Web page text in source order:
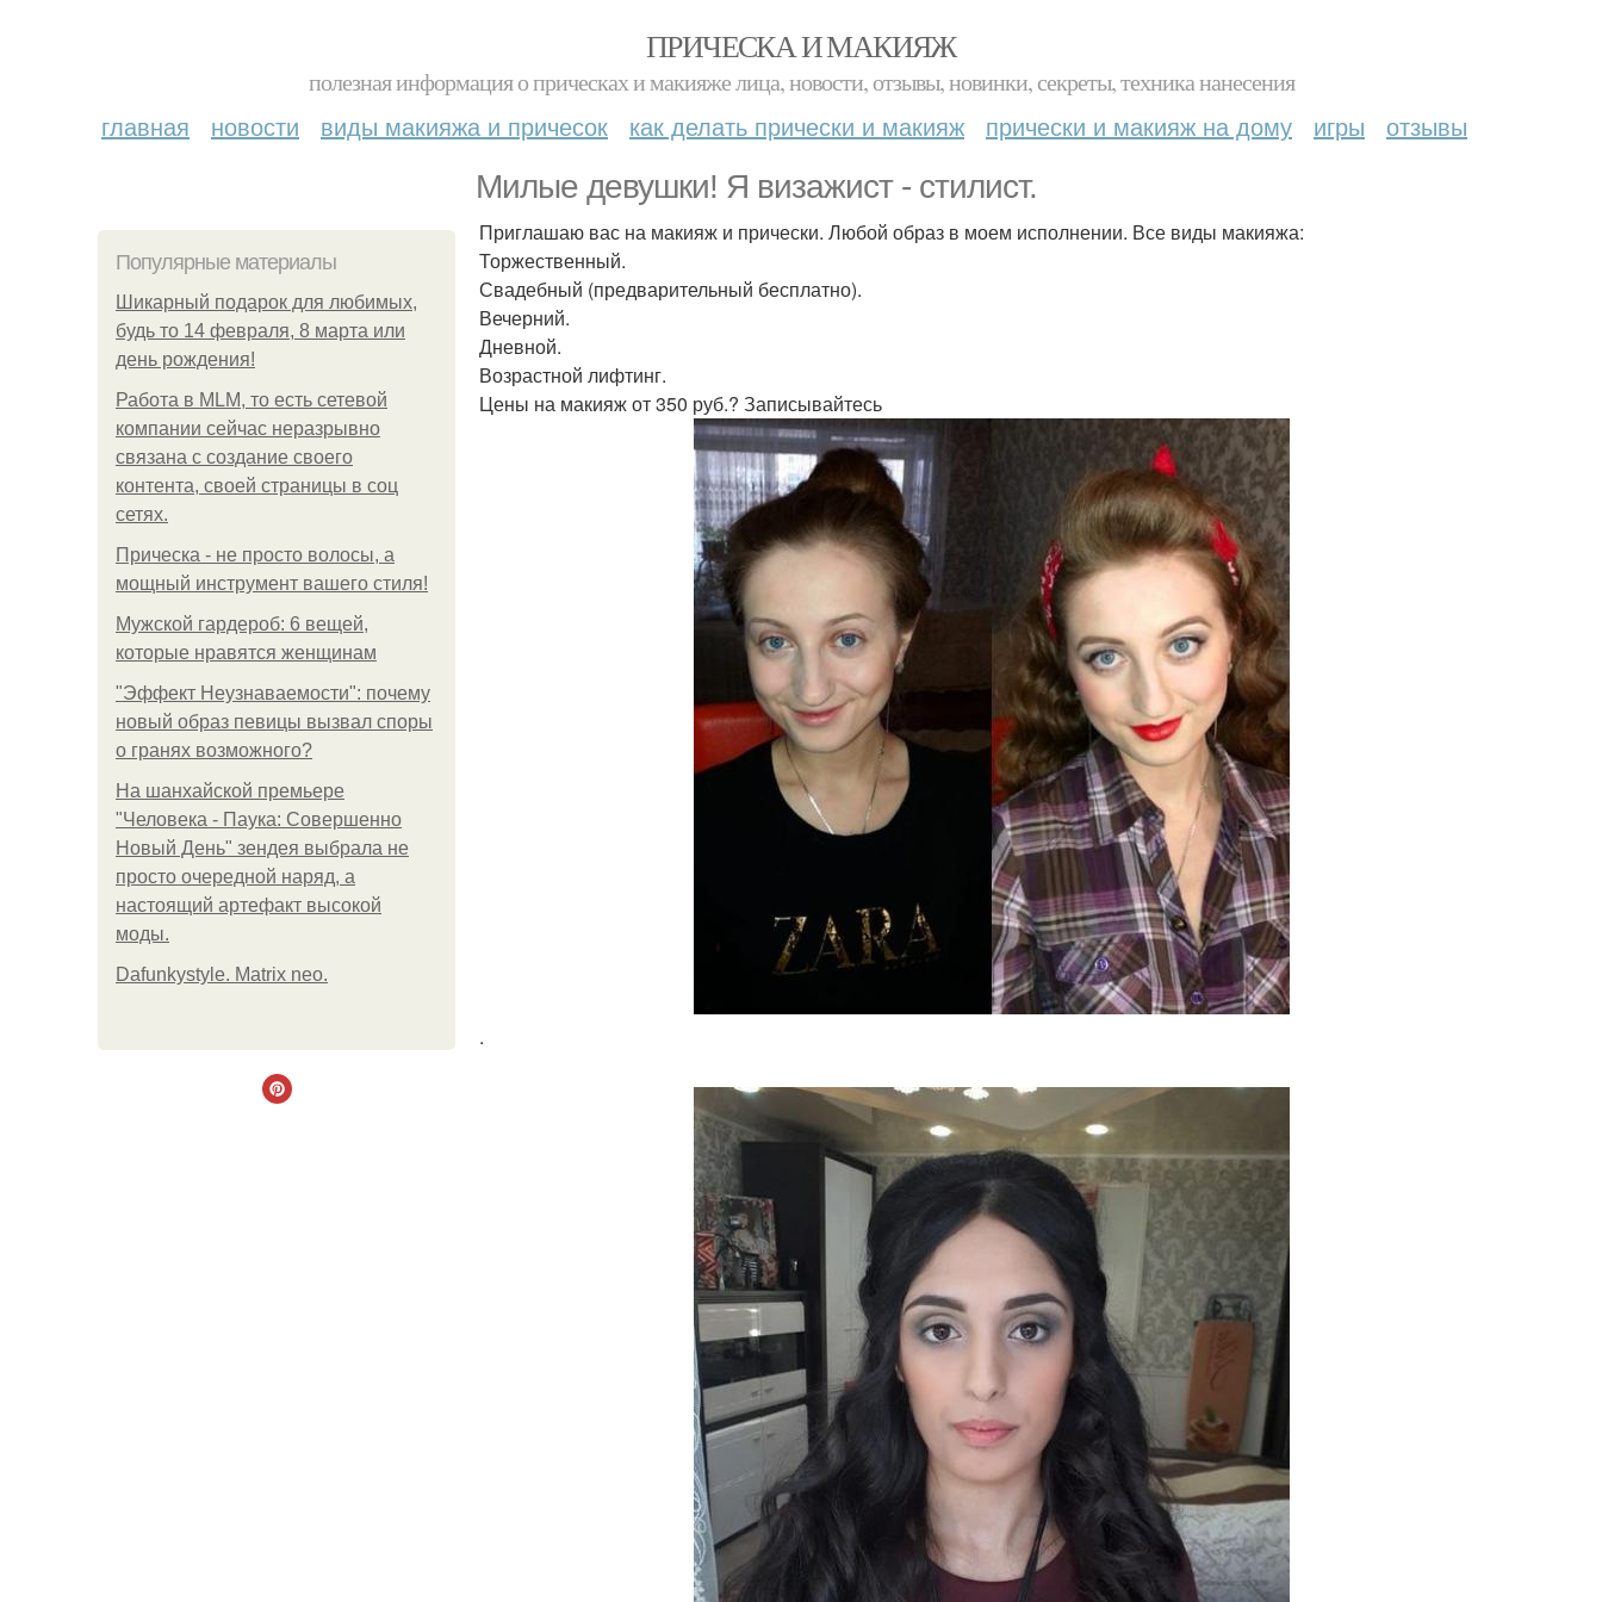
ПРИЧЕСКА И МАКИЯЖ
полезная информация о прическах и макияже лица, новости, отзывы, новинки, секреты, техника нанесения
главная новости виды макияжа и причесок как делать прически и макияж прически и макияж на дому игры отзывы
Милые девушки! Я визажист - стилист.
Популярные материалы
Шикарный подарок для любимых,
будь то 14 февраля, 8 марта или
день рождения!
Работа в MLM, то есть сетевой
компании сейчас неразрывно
связана с создание своего
контента, своей страницы в соц
сетях.
Прическа - не просто волосы, а
мощный инструмент вашего стиля!
Мужской гардероб: 6 вещей,
которые нравятся женщинам
"Эффект Неузнаваемости": почему
новый образ певицы вызвал споры
о гранях возможного?
На шанхайской премьере
"Человека - Паука: Совершенно
Новый День" зендея выбрала не
просто очередной наряд, а
настоящий артефакт высокой
моды.
Dafunkystyle. Matrix neo.
Приглашаю вас на макияж и прически. Любой образ в моем исполнении. Все виды макияжа:
Торжественный.
Свадебный (предварительный бесплатно).
Вечерний.
Дневной.
Возрастной лифтинг.
Цены на макияж от 350 руб.? Записывайтесь
.